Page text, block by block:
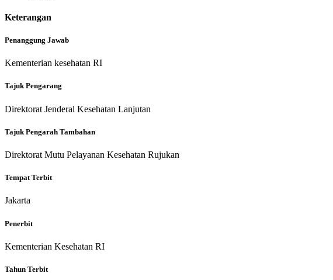
Keterangan
Penanggung Jawab
Kementerian kesehatan RI
Tajuk Pengarang
Direktorat Jenderal Kesehatan Lanjutan
Tajuk Pengarah Tambahan
Direktorat Mutu Pelayanan Kesehatan Rujukan
Tempat Terbit
Jakarta
Penerbit
Kementerian Kesehatan RI
Tahun Terbit